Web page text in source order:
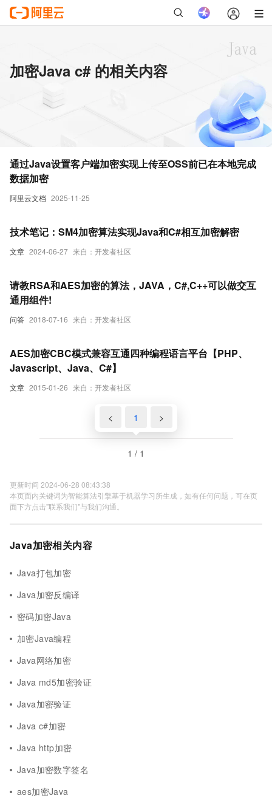
加密Java c# 的相关内容
阿里云文档 2025-11-25
通过Java设置客户端加密实现上传至OSS前已在本地完成
数据加密
文章 2024-06-27 来自：开发者社区
技术笔记：SM4加密算法实现Java和C#相互加密解密
问答 2018-07-16 来自：开发者社区
请教RSA和AES加密的算法，JAVA，C#,C++可以做交互
通用组件!
文章 2015-01-26 来自：开发者社区
AES加密CBC模式兼容互通四种编程语言平台【PHP、
Javascript、Java、C#】
< 1 >
1 / 1
更新时间 2024-06-28 08:43:38
本页面内关键词为智能算法引擎基于机器学习所生成，如有任何问题，可在页
面下方点击"联系我们"与我们沟通。
Java加密相关内容
Java打包加密
Java加密反编译
密码加密Java
加密Java编程
Java网络加密
Java md5加密验证
Java加密验证
Java c#加密
Java http加密
Java加密数字签名
aes加密Java